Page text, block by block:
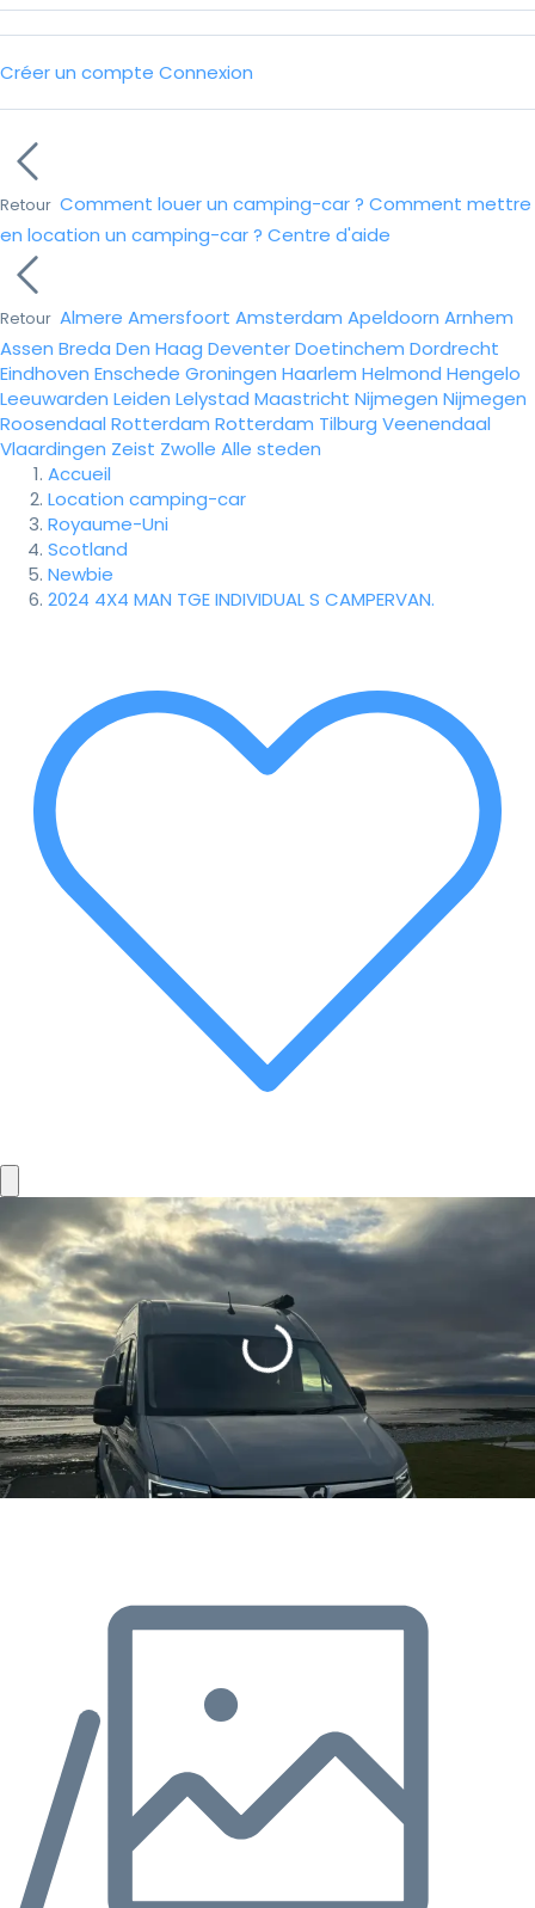
Créer un compte Connexion
Retour Comment louer un camping-car ? Comment mettre
en location un camping-car ? Centre d'aide
Retour Almere Amersfoort Amsterdam Apeldoorn Arnhem
Assen Breda Den Haag DeventerDoetinchem Dordrecht
Eindhoven Enschede Groningen Haarlem Helmond Hengelo
Leeuwarden Leiden Lelystad Maastricht Nijmegen Nijmegen
Roosendaal Rotterdam Rotterdam Tilburg Veenendaal
Vlaardingen Zeist Zwolle Alle steden
Accueil
Location camping-car
Royaume-Uni
Scotland
Newbie
2024 4X4 MAN TGE INDIVIDUAL S CAMPERVAN.